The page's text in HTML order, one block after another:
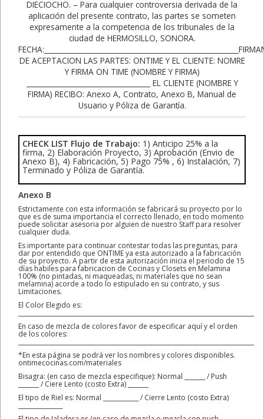
CHECK LIST Flujo de Trabajo: 1) Anticipo 25% a la
firma, 2) Elaboración Proyecto, 3) Aprobación (Envio de
Anexo B), 4) Fabricación, 5) Pago 75% , 6) Instalación, 7)
Terminado y Póliza de Garantía.
Anexo B
Estrictamente con esta información se fabricará su proyecto por lo
que es de suma importancia el correcto llenado, en todo momento
puede solicitar asesoria por alguien de nuestro Staff para resolver
cualquier duda.
Es importante para continuar contestar todas las preguntas, para
dar por entendido que ONTIME ya esta autorizado a la fabricación
de su proyecto. A partir de esta autorización inicia el periodo de 15
días habiles para fabricacion de Cocinas y Closets en Melamina
100% (no pintadas, ni maqueadas, ni materiales que no sean
melamina) acorde a todo lo estipulado en su contrato, y sus
Limitaciones.
El Color Elegido es:
________________________________________________________________________________
En caso de mezcla de colores favor de especificar aquí y el orden
de los colores:
*En esta página se podrá ver los nombres y colores disponibles.
ontimecocinas.com/materiales
Bisagra: (en caso de mezcla especifique): Normal _______ / Push
_______ / Ciere Lento (costo Extra) _______
El tipo de Riel es: Normal ____________ / Cierre Lento (costo Extra)
_______________